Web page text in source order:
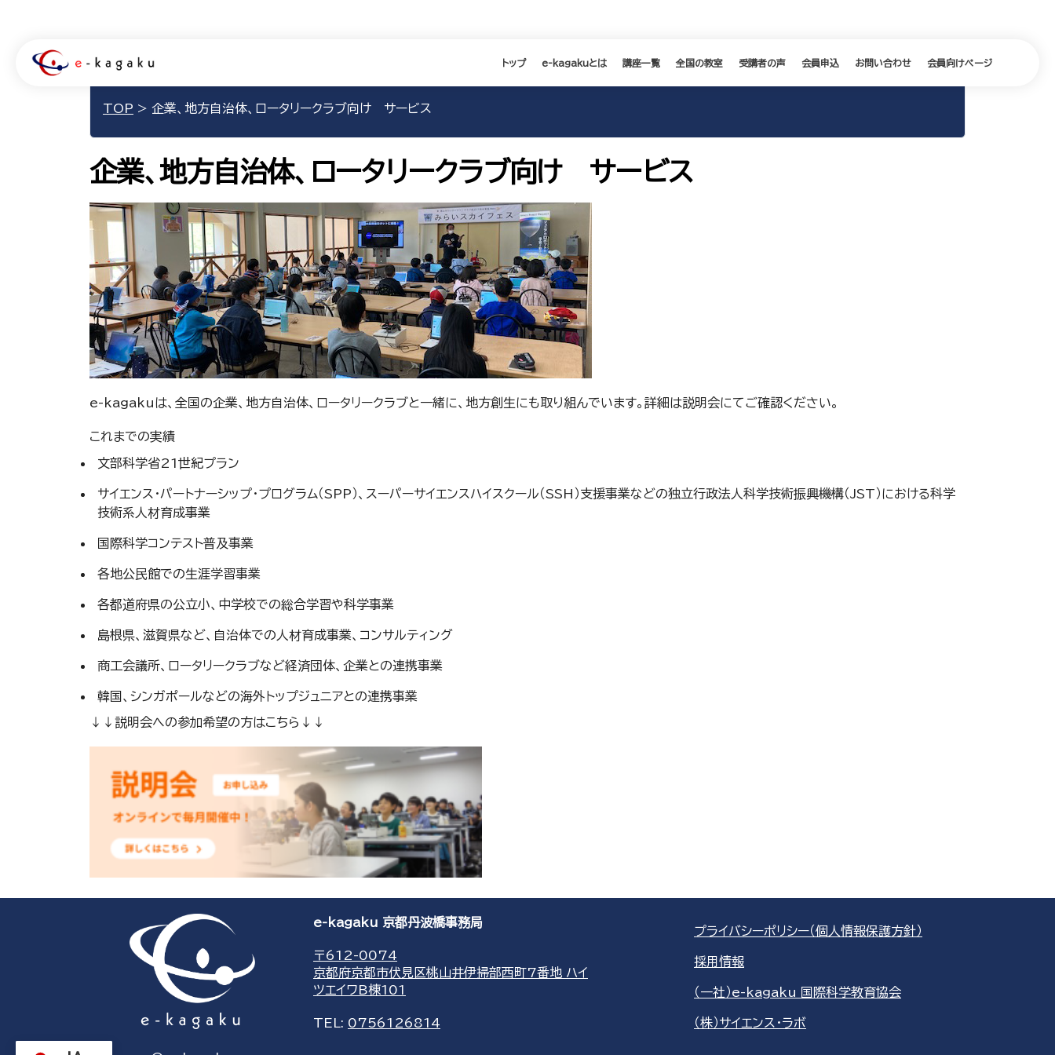
トップ e-kagakuとは 講座一覧 全国の教室 受講者の声 会員申込 お問い合わせ 会員向けページ
TOP > 企業、地方自治体、ロータリークラブ向け サービス
企業、地方自治体、ロータリークラブ向け サービス
e-kagakuは、全国の企業、地方自治体、ロータリークラブと一緒に、地方創生にも取り組んでいます。詳細は説明会にてご確認ください。
これまでの実績
文部科学省21世紀プラン
サイエンス・パートナーシップ・プログラム（SPP）、スーパーサイエンスハイスクール（SSH）支援事業などの独立行政法人科学技術振興機構（JST）における科学
技術系人材育成事業
国際科学コンテスト普及事業
各地公民館での生涯学習事業
各都道府県の公立小、中学校での総合学習や科学事業
島根県、滋賀県など、自治体での人材育成事業、コンサルティング
商工会議所、ロータリークラブなど経済団体、企業との連携事業
韓国、シンガポールなどの海外トップジュニアとの連携事業
↓↓説明会への参加希望の方はこちら↓↓
e-kagaku 京都丹波橋事務局
〒612-0074
京都府京都市伏見区桃山井伊掃部西町7番地 ハイ
ツエイワB棟101
TEL: 0756126814
プライバシーポリシー（個人情報保護方針）
採用情報
（一社）e-kagaku 国際科学教育協会
（株）サイエンス・ラボ